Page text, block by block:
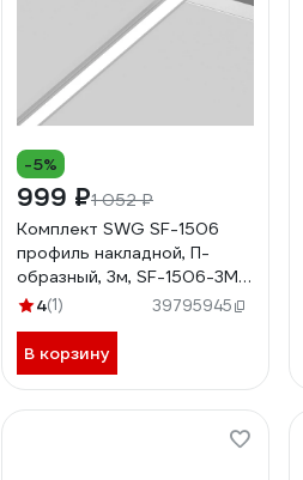
-5%
999 ₽1 052 ₽
Комплект SWG SF-1506
профиль накладной, П-
образный, 3м, SF-1506-3MT,
шт 00-00031953
4(1) 39795945
В корзину